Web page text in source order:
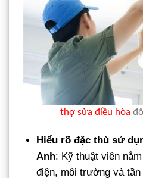
thợ sửa điều hòa
Hiểu rõ đặc thù sử
Anh: Kỹ thuật viên
điện, môi trường và